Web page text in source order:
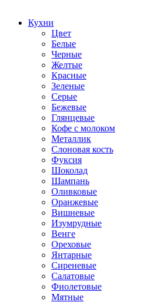
Кухни
Цвет
Белые
Черные
Желтые
Красные
Зеленые
Серые
Бежевые
Глянцевые
Кофе с молоком
Металлик
Слоновая кость
Фуксия
Шоколад
Шампань
Оливковые
Оранжевые
Вишневые
Изумрудные
Венге
Ореховые
Янтарные
Сиреневые
Салатовые
Фиолетовые
Мятные